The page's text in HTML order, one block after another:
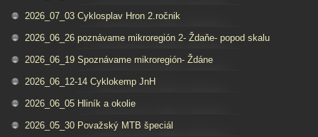
2026_07_03 Cyklosplav Hron 2.ročnik
2026_06_26 poznávame mikroregión 2- Ždaňe- popod skalu
2026_06_19 Spoznávame mikroregión- Ždáne
2026_06_12-14 Cyklokemp JnH
2026_06_05 Hliník a okolie
2026_05_30 Považský MTB špeciál